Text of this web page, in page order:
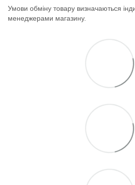
Умови обміну товару визначаються
менеджерами магазину.